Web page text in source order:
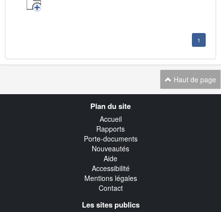
1
Haut de page
Plan du site
Accueil
Rapports
Porte-documents
Nouveautés
Aide
Accessibilité
Mentions légales
Contact
Les sites publics